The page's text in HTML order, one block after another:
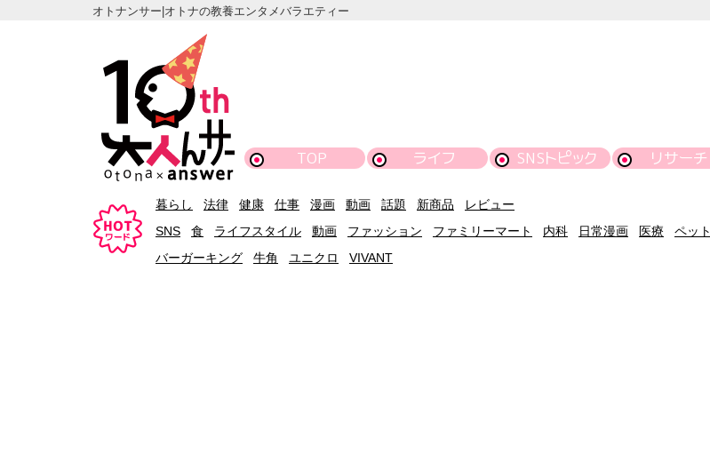
オトナンサー|オトナの教養エンタメバラエティー
TOP ライフ SNSトピック リサーチ
暮らし 法律 健康 仕事 漫画 動画 話題 新商品
レビュー
SNS
食 ライフスタイル 動画 ファッション ファミリーマート 内科 日常漫画 医療 ペット
バーガーキング
牛角 ユニクロ VIVANT